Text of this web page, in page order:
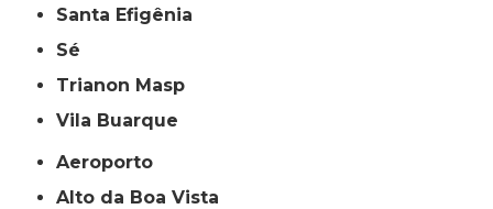
Santa Efigênia
Sé
Trianon Masp
Vila Buarque
Aeroporto
Alto da Boa Vista